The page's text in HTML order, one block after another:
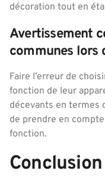
décoration tout en
Avertissement
communes lors
Faire l’erreur de
fonction de leur
décevants en termes
de prendre en
fonction.
Conclusion